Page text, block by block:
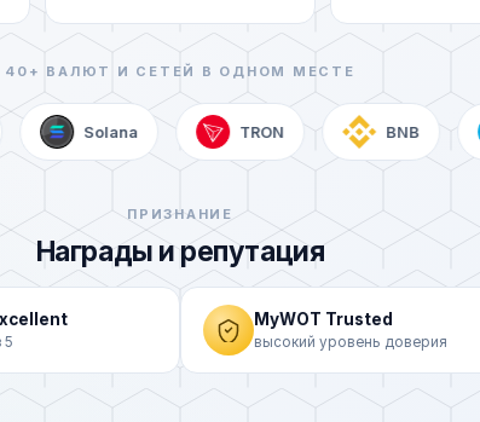
A-Bank (UAH)
Izibank (UAH)
ПУМБ (UAH)
Sense Bank (UAH)
Visa/MasterCard (UAH)
Visa/MasterCard (PLN)
Банковская карта (EUR)
40+ ВАЛЮТ И СЕТЕЙ В ОДНОМ МЕСТЕ
Solana TRON BNB
ПРИЗНАНИЕ
Награды и репутация
5
MyWOT Trusted
высокий уровень доверия